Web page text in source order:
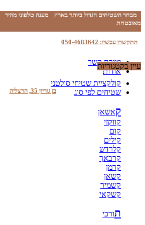
מבחר השטיחים הגדול ביותר בארץ מענה טלפוני מהיר
מאובטחת
התקשרו עכשיו: 050-4683642
יצירת קשר
אודות
בן גוריון 35, הרצליה
עיין בקטגוריות
קולקציית שטיחי סולטני
שטיחים לפי סוג
קאשאן
קווקזי
קום
קילים
קלרדש
קרבאך
קרמן
קשאן
קשמיר
קשקאי
תורכי